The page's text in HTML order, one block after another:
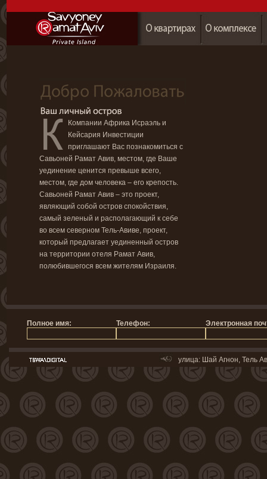
Компании Африка Исраэль и
Кейсария Инвестиции
приглашают Вас познакомиться с
Савьоней Рамат Авив, местом, где Ваше
уединение ценится превыше всего,
местом, где дом человека – его крепость.
Савьоней Рамат Авив – это проект,
являющий собой остров спокойствия,
самый зеленый и располагающий к себе
во всем северном Тель-Авиве, проект,
который предлагает уединенный остров
на территории отеля Рамат Авив,
полюбившегося всем жителям Израиля.
улица: Шай Агнон, Тель